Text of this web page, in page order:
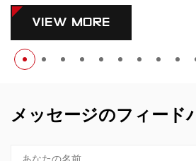
VIEW MORE
メッセージのフィード